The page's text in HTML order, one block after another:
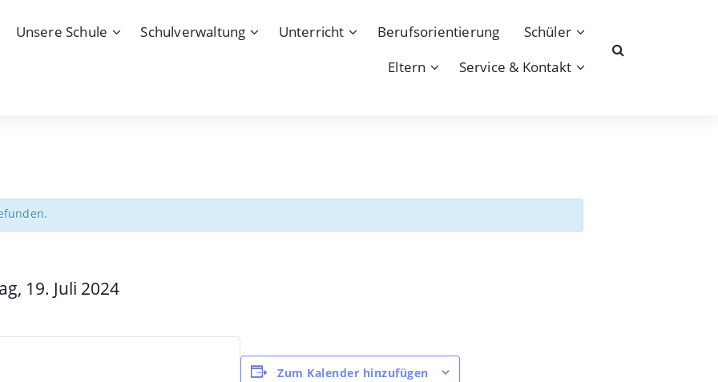
Unsere Schule Schulverwaltung Unterricht Berufsorientierung
Schüler
Eltern
Service & Kontakt
19. Juli 2024
Zum Kalender hinzufügen